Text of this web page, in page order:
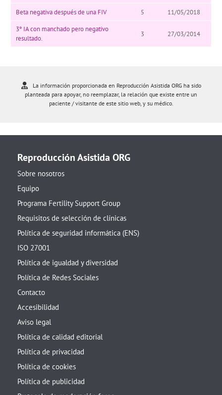
Beta negativa después de una FIV 5
11/05/2018
3º IA con manchado pero negativo
resultado.
3 27/03/2014
La información proporcionada en Reproducción Asistida ORG ha sido
planteada para apoyar, no reemplazar, la relación que existe entre un
paciente / visitante de este sitio web, y su médico.
Reproducción Asistida ORG
Sobre nosotros
Equipo
Programa Fertility Support Group
Requisitos de selección de clínicas
Política de seguridad informática (ENS)
ISO 27001
Política de igualdad y diversidad
Política de Redes Sociales
Contacto
Accesibilidad
Aviso legal
Política de calidad editorial
Política de privacidad
Política de cookies
Política de publicidad